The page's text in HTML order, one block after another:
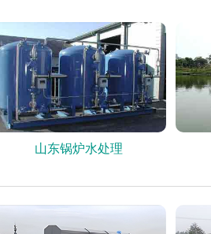
山东锅炉水处理